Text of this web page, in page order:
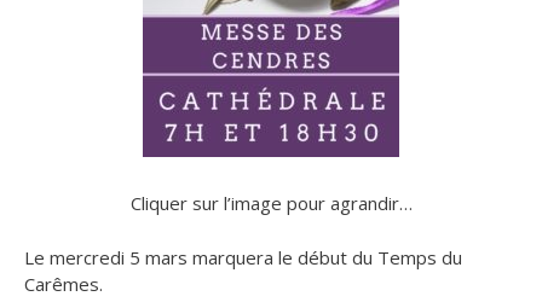
Cliquer sur l’image pour agrandir…
Le mercredi 5 mars marquera le début du Temps du
Carêmes.